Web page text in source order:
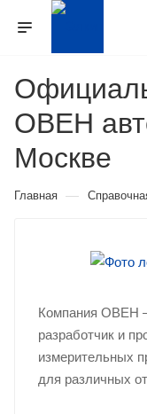
ОВЕН
Москве
Главная —
Компания ОВЕН
разработчик и
измерительных
для различных